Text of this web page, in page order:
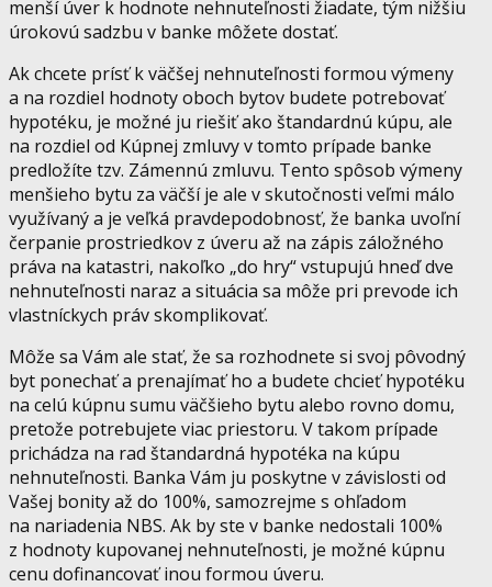
menší úver k hodnote nehnuteľnosti žiadate, tým nižšiu
úrokovú sadzbu v banke môžete dostať.
Ak chcete prísť k väčšej nehnuteľnosti formou výmeny
a na rozdiel hodnoty oboch bytov budete potrebovať
hypotéku, je možné ju riešiť ako štandardnú kúpu, ale
na rozdiel od Kúpnej zmluvy v tomto prípade banke
predložíte tzv. Zámennú zmluvu. Tento spôsob výmeny
menšieho bytu za väčší je ale v skutočnosti veľmi málo
využívaný a je veľká pravdepodobnosť, že banka uvoľní
čerpanie prostriedkov z úveru až na zápis záložného
práva na katastri, nakoľko „do hry“ vstupujú hneď dve
nehnuteľnosti naraz a situácia sa môže pri prevode ich
vlastníckych práv skomplikovať.
Môže sa Vám ale stať, že sa rozhodnete si svoj pôvodný
byt ponechať a prenajímať ho a budete chcieť hypotéku
na celú kúpnu sumu väčšieho bytu alebo rovno domu,
pretože potrebujete viac priestoru. V takom prípade
prichádza na rad štandardná hypotéka na kúpu
nehnuteľnosti. Banka Vám ju poskytne v závislosti od
Vašej bonity až do 100%, samozrejme s ohľadom
na nariadenia NBS. Ak by ste v banke nedostali 100%
z hodnoty kupovanej nehnuteľnosti, je možné kúpnu
cenu dofinancovať inou formou úveru.